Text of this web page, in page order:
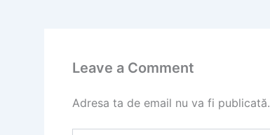
Leave a Comment
Adresa ta de email nu va fi publicată.